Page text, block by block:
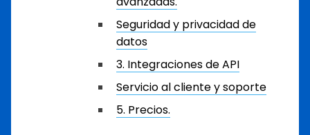
Seguridad y privacidad de
datos
3. Integraciones de API
Servicio al cliente y soporte
5. Precios.